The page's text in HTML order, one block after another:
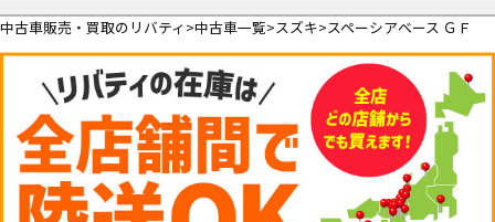
中古車販売・買取のリバティ 中古車一覧 スズキ スペーシアベース ＧＦ